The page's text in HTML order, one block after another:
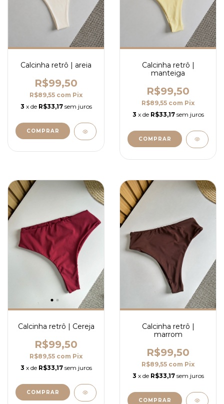
Calcinha retrô | areia
R$99,50
R$89,55 com Pix
3 x de R$33,17 sem juros
COMPRAR
Calcinha retrô |
manteiga
R$99,50
R$89,55 com Pix
3 x de R$33,17 sem juros
COMPRAR
Calcinha retrô | Cereja
R$99,50
R$89,55 com Pix
3 x de R$33,17 sem juros
COMPRAR
Calcinha retrô |
marrom
R$99,50
R$89,55 com Pix
3 x de R$33,17 sem juros
COMPRAR